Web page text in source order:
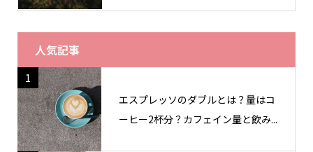
人気記事
1
エスプレッソのダブルとは？量はコ
ーヒー2杯分？カフェイン量と飲み...